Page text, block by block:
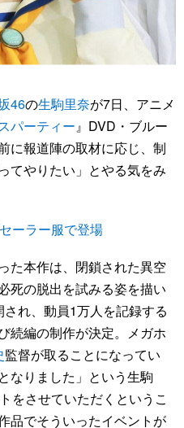
46の生駒里奈が7日、アニメ
パーティー』DVD・ブルー
に報道陣の取材に応じ、制
てやりたい」とやる気をみ
ーラー服で登場
た本作は、閉鎖された異空
死の脱出を試みる姿を描い
れ、動員1万人を記録する
続編の制作が決定。メガホ
監督が取ることになってい
なりました」という生駒
をさせていただくというこ
品でそういったイベントが